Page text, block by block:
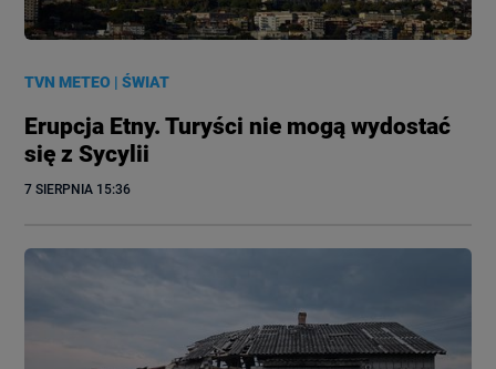
TVN METEO |ŚWIAT
Erupcja Etny. Turyści nie mogą wydostać
się z Sycylii
7 SIERPNIA 15:36